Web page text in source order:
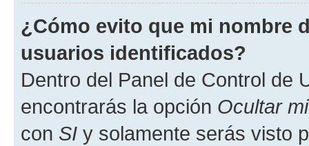
¿Cómo evito que mi nombre
usuarios identificados?
Dentro del Panel de Control de
encontrarás la opción Ocultar
con SI y solamente serás visto